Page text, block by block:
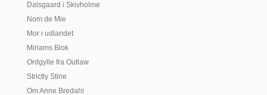
Dalsgaard i Skivholme
Nom de Mie
Mor i udlandet
Miriams Blok
Ordgylle fra Outlaw
Strictly Stine
Om Anne Bredahl